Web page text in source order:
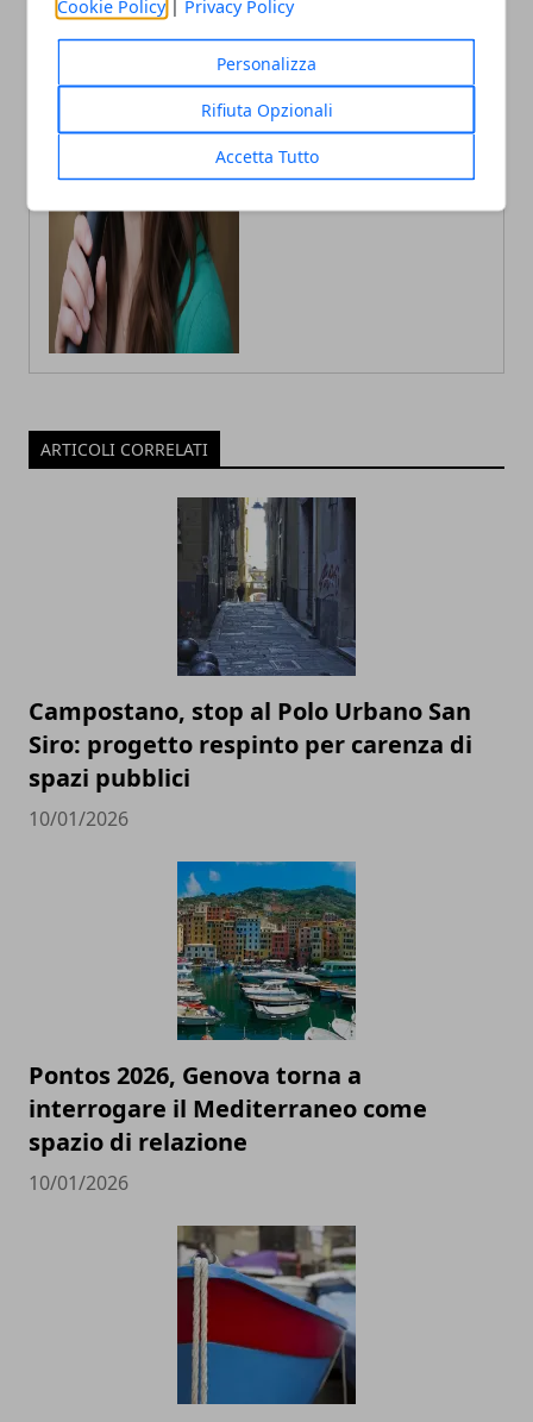
Cookie Policy Privacy Policy
Personalizza
Rifiuta Opzionali
Accetta Tutto
Autrice di articoli per blog, laureata
in Psicologia con la passione per la
scrittura e le guide How to
ARTICOLI CORRELATI
Campostano, stop al Polo Urbano San
Siro: progetto respinto per carenza di
spazi pubblici
10/01/2026
Pontos 2026, Genova torna a
interrogare il Mediterraneo come
spazio di relazione
10/01/2026